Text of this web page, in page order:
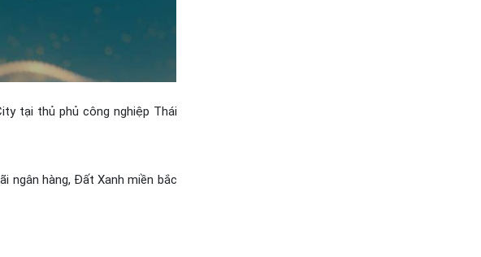
tại thủ phủ công nghiệp Thái
ngân hàng, Đất Xanh miền bắc